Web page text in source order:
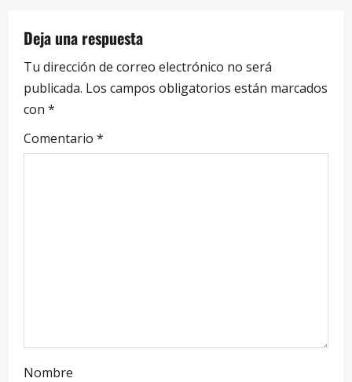
Deja una respuesta
Tu dirección de correo electrónico no será
publicada. Los campos obligatorios están marcados
con *
Comentario *
Nombre